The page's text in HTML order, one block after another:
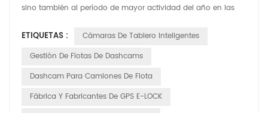
sino también al período de mayor actividad del año en las
HUABAO Technology, un fabricante líder de grabadoras de
conducción y productos GPS elock, se compromete a
ETIQUETAS :
Cámaras De Tablero Inteligentes
Gestión De Flotas De Dashcams
Dashcam Para Camiones De Flota
Fábrica Y Fabricantes De GPS E-LOCK